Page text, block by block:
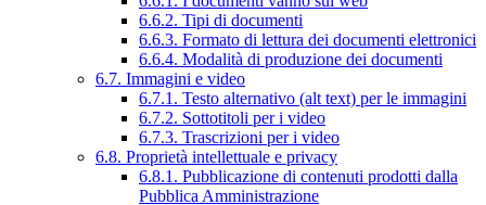
6.6.2. Tipi di documenti
6.6.3. Formato di lettura dei documenti elettronici
6.6.4. Modalità di produzione dei documenti
6.7. Immagini e video
6.7.1. Testo alternativo (alt text) per le immagini
6.7.2. Sottotitoli per i video
6.7.3. Trascrizioni per i video
6.8. Proprietà intellettuale e privacy
6.8.1. Pubblicazione di contenuti prodotti dalla
Pubblica Amministrazione